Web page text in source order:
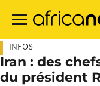
contenu
INFOS
Iran : des
du président